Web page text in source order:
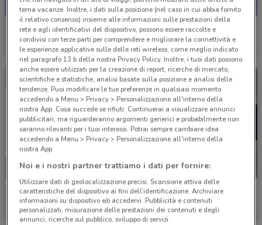
TIM
Scade il 30/08 249 m
TIM
Scade il 31/12 249 m
Vodafone
Scade il 31/08 356 m
PosteMobile
Scade il 17/08
tema vacanze. Inoltre, i dati sulla posizione (nel caso in cui abbia fornito
il relativo consenso) insieme alle informazioni sulle prestazioni della
rete e agli identificativi del dispositivo, possono essere raccolte e
condivisi con terze parti per comprendere e migliorare la connettività e
le esperienze applicative sulle delle reti wireless, come meglio indicato
nel paragrafo 13.b della nostra Privacy Policy. Inoltre, i tuoi dati possono
anche essere utilizzati per la creazione di report, ricerche di mercato,
scientifiche e statistiche, analisi basate sulla posizione e analisi delle
tendenze. Puoi modificare le tue preferenze in qualsiasi momento
accedendo a Menu > Privacy > Personalizzazione all'interno della
nostra App. Cosa succede se rifiuti: Continuerai a visualizzare annunci
pubblicitari, ma riguarderanno argomenti generici e probabilmente non
saranno rilevanti per i tuoi interessi. Potrai sempre cambiare idea
accedendo a Menu > Privacy > Personalizzazione all'interno della
nostra App.
Noi e i nostri partner trattiamo i dati per fornire:
Utilizzare dati di geolocalizzazione precisi. Scansione attiva delle
caratteristiche del dispositivo ai fini dell’identificazione. Archiviare
informazioni su dispositivo e/o accedervi. Pubblicità e contenuti
personalizzati, misurazione delle prestazioni dei contenuti e degli
annunci, ricerche sul pubblico, sviluppo di servizi.